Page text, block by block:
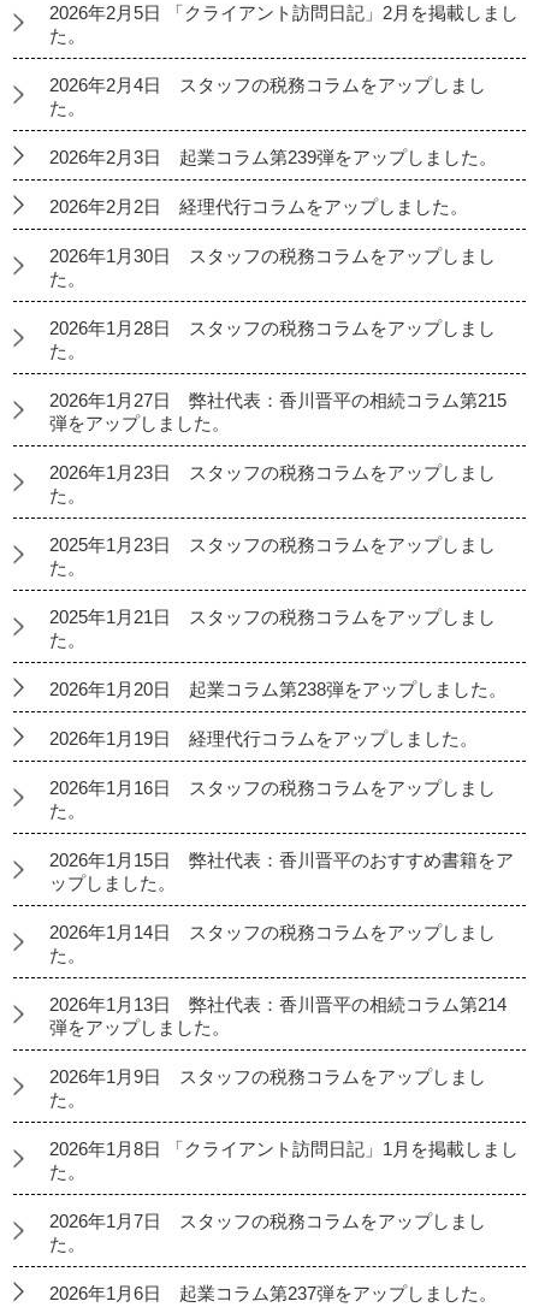
2026年2月5日 「クライアント訪問日記」2月を掲載しまし
た。
2026年2月4日 スタッフの税務コラムをアップしまし
た。
2026年2月3日 起業コラム第239弾をアップしました。
2026年2月2日 経理代行コラムをアップしました。
2026年1月30日 スタッフの税務コラムをアップしまし
た。
2026年1月28日 スタッフの税務コラムをアップしまし
た。
2026年1月27日 弊社代表：香川晋平の相続コラム第215
弾をアップしました。
2026年1月23日 スタッフの税務コラムをアップしまし
た。
2025年1月23日 スタッフの税務コラムをアップしまし
た。
2025年1月21日 スタッフの税務コラムをアップしまし
た。
2026年1月20日 起業コラム第238弾をアップしました。
2026年1月19日 経理代行コラムをアップしました。
2026年1月16日 スタッフの税務コラムをアップしまし
た。
2026年1月15日 弊社代表：香川晋平のおすすめ書籍をア
ップしました。
2026年1月14日 スタッフの税務コラムをアップしまし
た。
2026年1月13日 弊社代表：香川晋平の相続コラム第214
弾をアップしました。
2026年1月9日 スタッフの税務コラムをアップしまし
た。
2026年1月8日 「クライアント訪問日記」1月を掲載しまし
た。
2026年1月7日 スタッフの税務コラムをアップしまし
た。
2026年1月6日 起業コラム第237弾をアップしました。